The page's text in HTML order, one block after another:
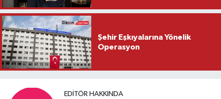
Şehir Eşkıyalarına Yönelik
Operasyon
EDITÖR HAKKINDA